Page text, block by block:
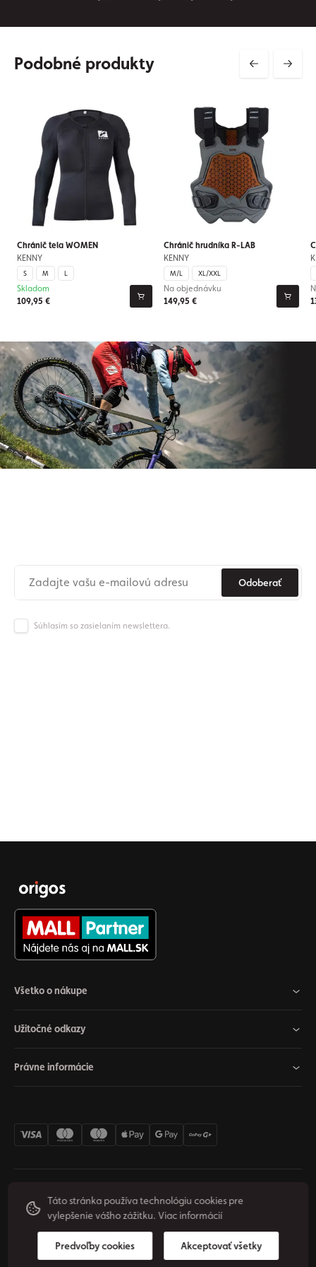
Podobné produkty
Chránič tela WOMEN
KENNY
S M L
109,95 €
Skladom
Chránič hrudníka R-LAB
KENNY
M/L XL/XXL
149,95 €
Na objednávku
Odoberať
Súhlasím so zasielaním newslettera.
Všetko o nákupe
Užitočné odkazy
Právne informácie
© 2026 Origos Group, s. r. o. - SK. Všetky práva vyhradené.
Nastavenia cookies Odstúpiť od zmluvy
Súkromie
Podmienky používania
Táto stránka používa technológiu cookies pre
vylepšenie vášho zážitku.Viac informácií
Predvoľby cookies Akceptovať všetky